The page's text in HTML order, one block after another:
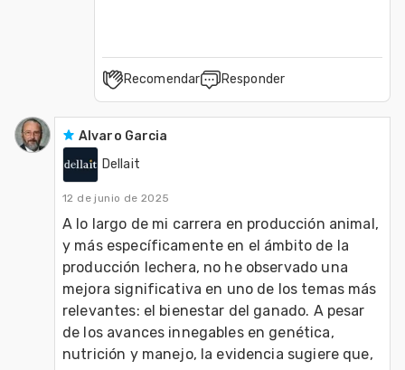
Recomendar Responder
Alvaro Garcia
Dellait
12 de junio de 2025
A lo largo de mi carrera en producción animal,
y más específicamente en el ámbito de la
producción lechera, no he observado una
mejora significativa en uno de los temas más
relevantes: el bienestar del ganado. A pesar
de los avances innegables en genética,
nutrición y manejo, la evidencia sugiere que,